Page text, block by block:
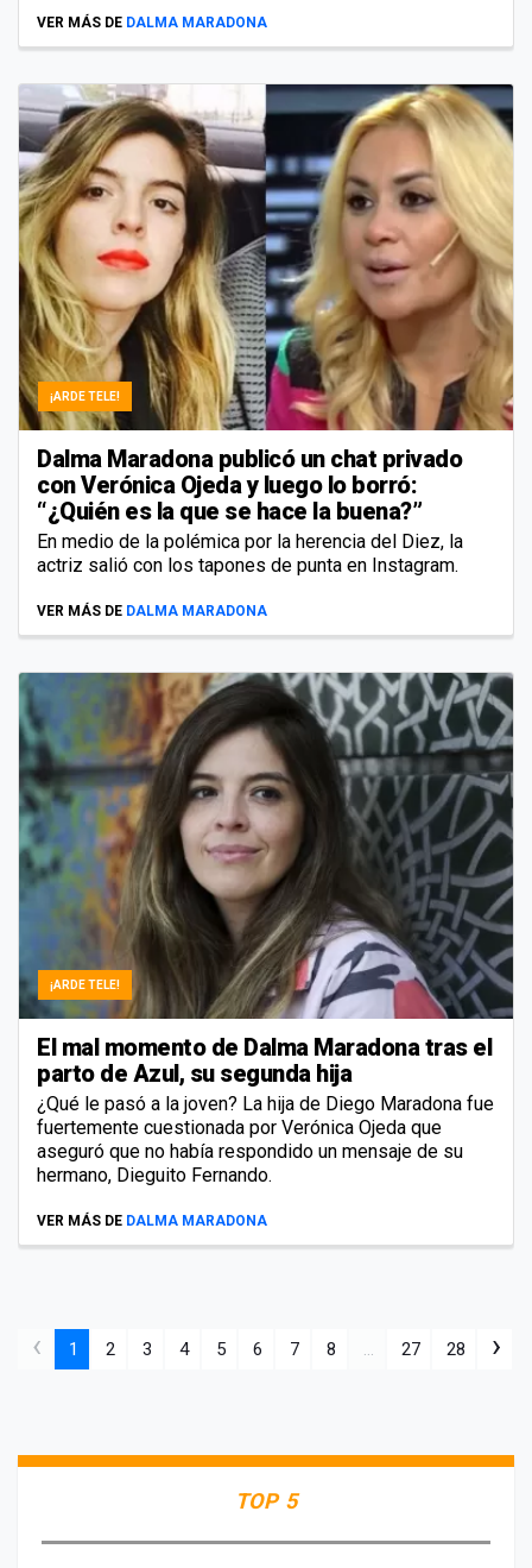
VER MÁS DE DALMA MARADONA
¡ARDE TELE!
Dalma Maradona publicó un chat privado
con Verónica Ojeda y luego lo borró:
“¿Quién es la que se hace la buena?”
En medio de la polémica por la herencia del Diez, la
actriz salió con los tapones de punta en Instagram.
VER MÁS DE DALMA MARADONA
¡ARDE TELE!
El mal momento de Dalma Maradona tras el
parto de Azul, su segunda hija
¿Qué le pasó a la joven? La hija de Diego Maradona fue
fuertemente cuestionada por Verónica Ojeda que
aseguró que no había respondido un mensaje de su
hermano, Dieguito Fernando.
VER MÁS DE DALMA MARADONA
‹ 1 2 3 4 5 6 7 8 ... 27 28 ›
TOP 5